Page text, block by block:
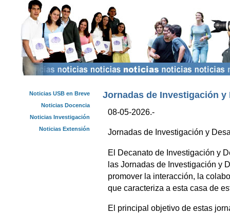
Jornadas de Investigación y
08-05-2026.-
Jornadas de Investigación y
El Decanato de Investigación y
las Jornadas de Investigación y
promover la interacción, la
que caracteriza a esta casa de
El principal objetivo de estas
Noticias USB en Breve
Noticias Docencia
Noticias Investigación
Noticias Extensión